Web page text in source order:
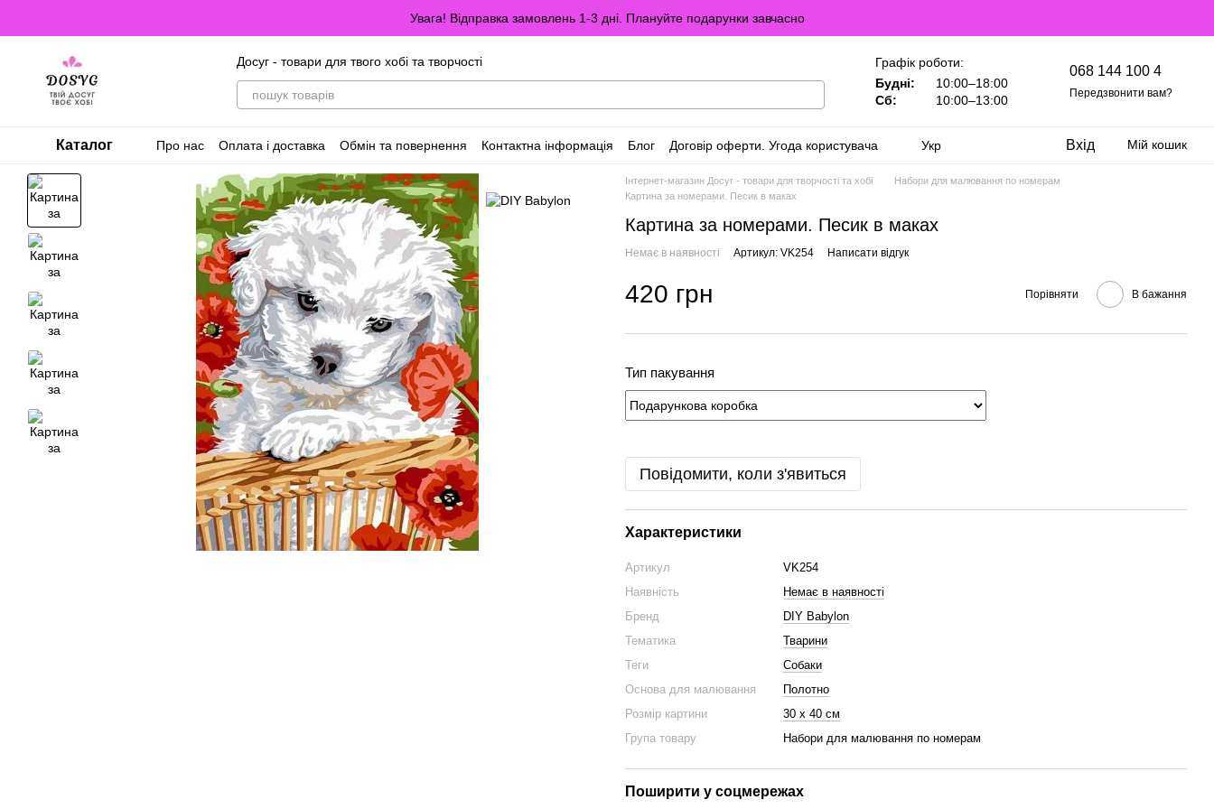
Увага! Відправка замовлень 1-3 дні. Плануйте подарунки завчасно
Досуг - товари для твого хобі та творчості
Графік роботи:
Будні:
10:00–18:00
Сб:
10:00–13:00
068 144 100 4
Передзвонити вам?
Каталог Про нас Оплата і доставка Обмін та повернення Контактна інформація Блог
Договір оферти. Угода користувача
Укр Вхід Мій кошик
Інтернет-магазин Досуг - товари для творчості та хобі
Набори для малювання по номерам
Картина за номерами. Песик в маках
Картина за номерами. Песик в маках
Немає в наявності Артикул: VK254 Написати відгук
420 грн Порівняти В бажання
Тип пакування
Повідомити, коли з'явиться
Характеристики
Артикул
VK254
Наявність
Немає в наявності
Бренд
DIY Babylon
Тематика
Тварини
Теги
Собаки
Основа для малювання
Полотно
Розмір картини
30 х 40 см
Група товару
Набори для малювання по номерам
Поширити у соцмережах